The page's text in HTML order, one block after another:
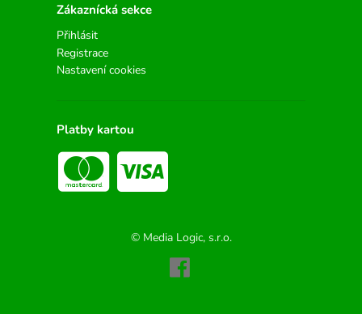
Zákaznícká sekce
Přihlásit
Registrace
Nastavení cookies
Platby kartou
© Media Logic, s.r.o.